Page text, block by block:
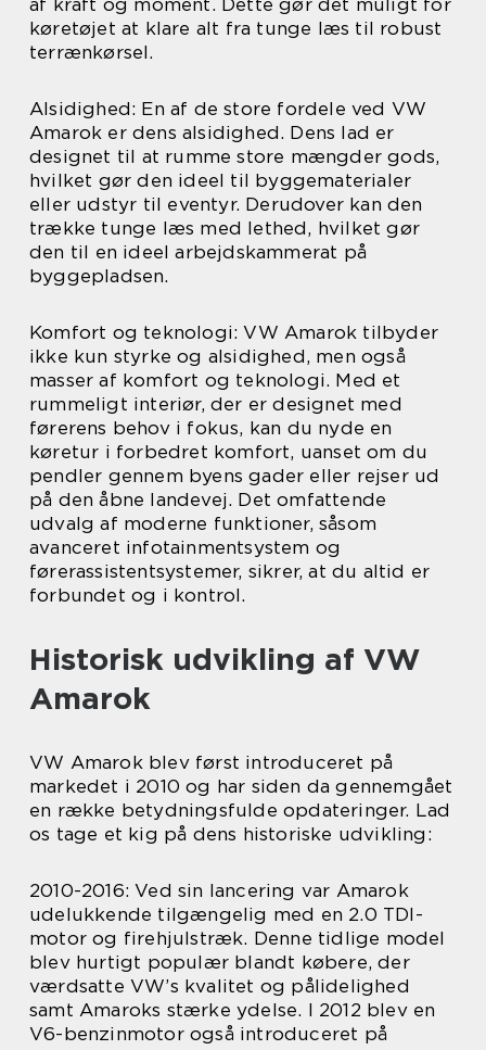
af kraft og moment. Dette gør det muligt for
køretøjet at klare alt fra tunge læs til robust
terrænkørsel.
Alsidighed: En af de store fordele ved VW
Amarok er dens alsidighed. Dens lad er
designet til at rumme store mængder gods,
hvilket gør den ideel til byggematerialer
eller udstyr til eventyr. Derudover kan den
trække tunge læs med lethed, hvilket gør
den til en ideel arbejdskammerat på
byggepladsen.
Komfort og teknologi: VW Amarok tilbyder
ikke kun styrke og alsidighed, men også
masser af komfort og teknologi. Med et
rummeligt interiør, der er designet med
førerens behov i fokus, kan du nyde en
køretur i forbedret komfort, uanset om du
pendler gennem byens gader eller rejser ud
på den åbne landevej. Det omfattende
udvalg af moderne funktioner, såsom
avanceret infotainmentsystem og
førerassistentsystemer, sikrer, at du altid er
forbundet og i kontrol.
Historisk udvikling af VW
Amarok
VW Amarok blev først introduceret på
markedet i 2010 og har siden da gennemgået
en række betydningsfulde opdateringer. Lad
os tage et kig på dens historiske udvikling:
2010-2016: Ved sin lancering var Amarok
udelukkende tilgængelig med en 2.0 TDI-
motor og firehjulstræk. Denne tidlige model
blev hurtigt populær blandt købere, der
værdsatte VW’s kvalitet og pålidelighed
samt Amaroks stærke ydelse. I 2012 blev en
V6-benzinmotor også introduceret på